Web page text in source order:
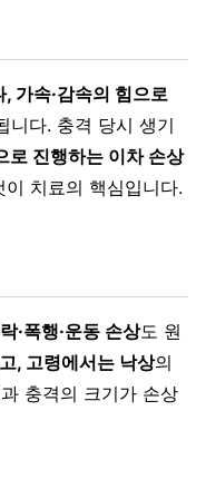
가속·감속의 힘으로
니다. 충격 당시 생기
로 진행하는 이차 손상
치료의 핵심입니다.
·폭행·운동 손상도 원
, 고령에서는 낙상의
충격의 크기가 손상